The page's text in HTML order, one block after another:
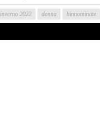
2022 donna hinnominate